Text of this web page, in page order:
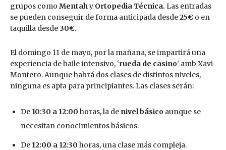
grupos como Mentahy Ortopedia Técnica. Las entradas
se pueden conseguir de forma anticipada desde25€ o en
taquilla desde 30€.
El domingo 11 de mayo, por la mañana, se impartirá una
experiencia de baile intensivo, ‘rueda de casino' amb Xavi
Montero. Aunque habrá dos clases de distintos niveles,
ninguna es apta para principiantes. Las clases serán:
De 10:30 a 12:00 horas, la de nivel básico aunque se
necesitan conocimientos básicos.
De 12:00 a 12:30 horas, una clase más compleja.